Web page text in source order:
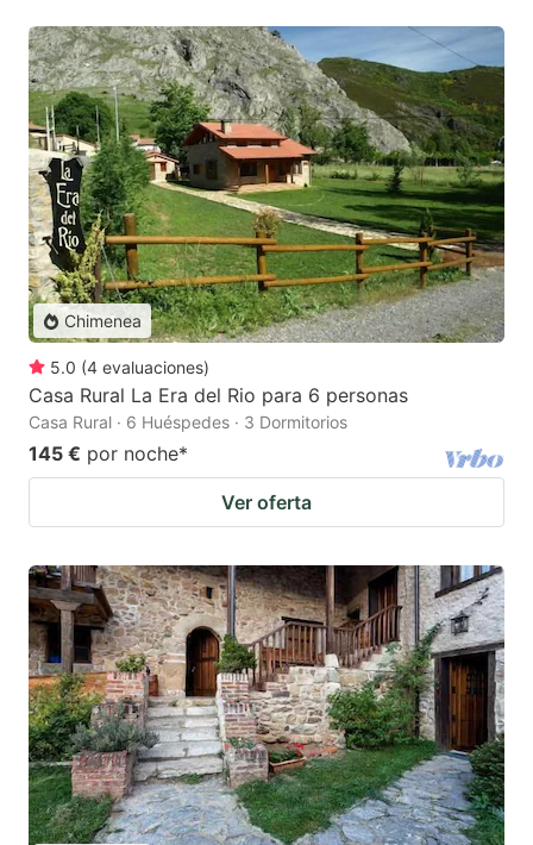
Chimenea
5.0 (4 evaluaciones)
Casa Rural La Era del Rio para 6 personas
Casa Rural · 6 Huéspedes · 3 Dormitorios
145 € por noche*
Ver oferta